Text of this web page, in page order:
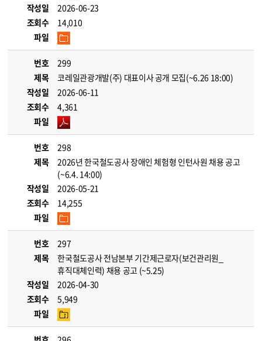
작성일
2026-06-23
조회수
14,010
파일
번호
299
제목
코레일관광개발(주) 대표이사 공개 모집(~6.26 18:00)
작성일
2026-06-11
조회수
4,361
파일
번호
298
제목
2026년 한국철도공사 장애인 체험형 인턴사원 채용 공고
(~6.4. 14:00)
작성일
2026-05-21
조회수
14,255
파일
번호
297
제목
한국철도공사 전남본부 기간제근로자(보건관리원_
휴직대체인력) 채용 공고 (~5.25)
작성일
2026-04-30
조회수
5,949
파일